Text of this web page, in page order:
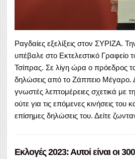
Ραγδαίες εξελίξεις στον ΣΥΡΙΖΑ.
υπέβαλε στο Εκτελεστικό Γραφείο
Τσίπρας. Σε λίγη ώρα ο πρόεδρος
δηλώσεις από το Ζάππειο Μέγαρο.
γνωστές λεπτομέρειες σχετικά με
ούτε για τις επόμενες κινήσεις του
επίσημες δηλώσεις του. Δείτε
Εκλογές 2023: Αυτοί είναι οι